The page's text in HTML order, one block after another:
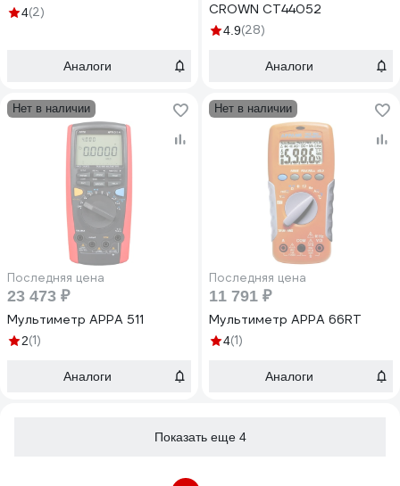
4(2)
Аналоги
CROWN CT44052
4.9(28)
Аналоги
Нет в наличии
Последняя цена
23 473 ₽
Мультиметр APPA 511
2(1)
Аналоги
Нет в наличии
Последняя цена
11 791 ₽
Мультиметр APPA 66RT
4(1)
Аналоги
Показать еще 4